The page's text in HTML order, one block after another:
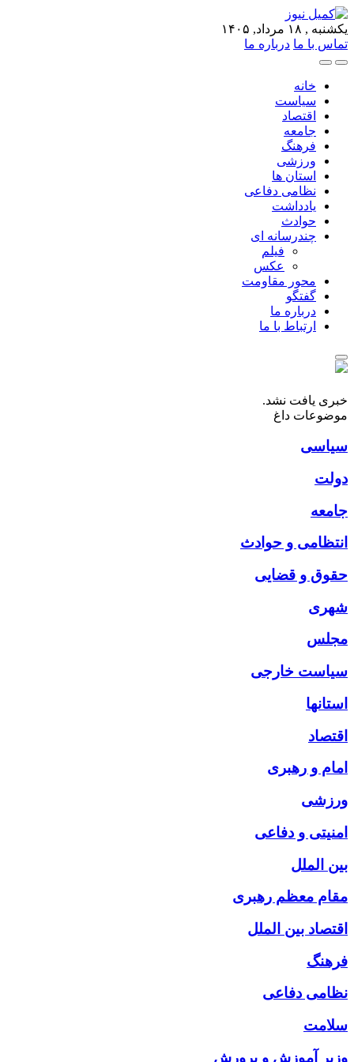
یکشنبه , ۱۸ مرداد, ۱۴۰۵
تماس با ما درباره ما
خانه
سیاست
اقتصاد
جامعه
فرهنگ
ورزشی
استان ها
نظامی دفاعی
یادداشت
حوادث
چندرسانه ای
فیلم
عکس
محور مقاومت
گفتگو
درباره ما
ارتباط با ما
خبری یافت نشد.
موضوعات داغ
سیاسی
دولت
جامعه
انتظامی و حوادث
حقوق و قضایی
شهری
مجلس
سیاست خارجی
استانها
اقتصاد
امام و رهبری
ورزشی
امنیتی و دفاعی
بین الملل
مقام معظم رهبری
اقتصاد بین الملل
فرهنگ
نظامی دفاعی
سلامت
وزیر آموزش و پرورش